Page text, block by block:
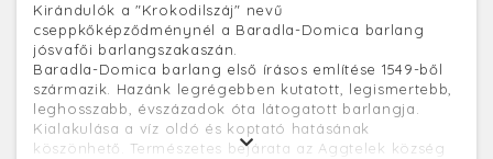
Kirándulók a "Krokodilszáj" nevű
cseppkőképződménynél a Baradla-Domica barlang
jósvafői barlangszakaszán.
Baradla-Domica barlang első írásos említése 1549-ből
származik. Hazánk legrégebben kutatott, legismertebb,
leghosszabb, évszázadok óta látogatott barlangja.
Kialakulása a víz oldó és koptató hatásának
köszönhető. Természetes bejárata az Aggtelek község